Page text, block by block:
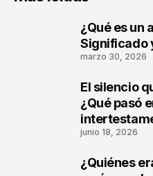
¿Qué es un
Significado
marzo 30, 2026
El silencio
¿Qué pasó
junio 18, 2026
¿Quiénes